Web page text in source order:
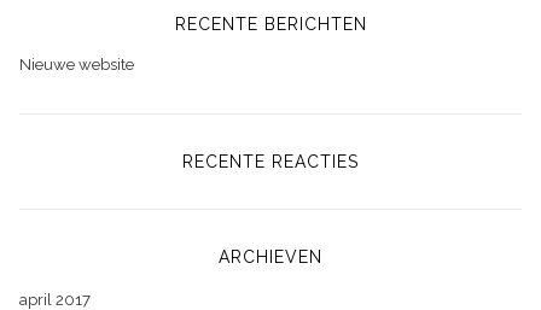
RECENTE BERICHTEN
Nieuwe website
RECENTE REACTIES
ARCHIEVEN
april 2017